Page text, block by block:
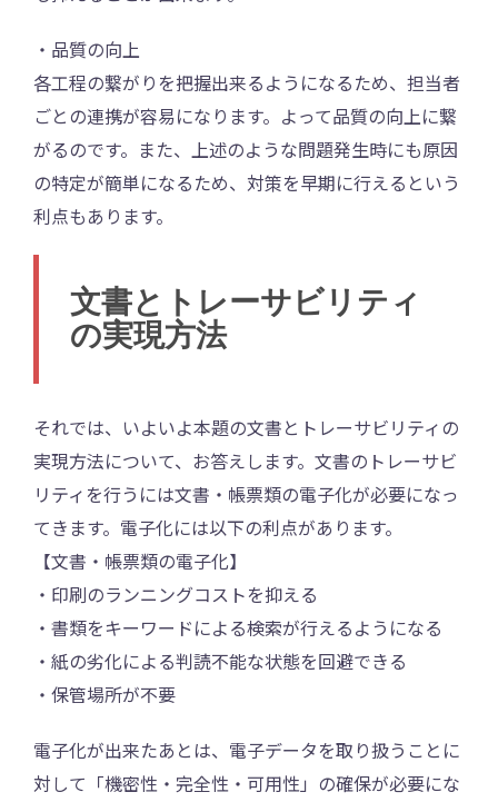
・品質の向上
各工程の繋がりを把握出来るようになるため、担当者
ごとの連携が容易になります。よって品質の向上に繋
がるのです。また、上述のような問題発生時にも原因
の特定が簡単になるため、対策を早期に行えるという
利点もあります。
文書とトレーサビリティ
の実現方法
それでは、いよいよ本題の文書とトレーサビリティの
実現方法について、お答えします。文書のトレーサビ
リティを行うには文書・帳票類の電子化が必要になっ
てきます。電子化には以下の利点があります。
【文書・帳票類の電子化】
・印刷のランニングコストを抑える
・書類をキーワードによる検索が行えるようになる
・紙の劣化による判読不能な状態を回避できる
・保管場所が不要
電子化が出来たあとは、電子データを取り扱うことに
対して「機密性・完全性・可用性」の確保が必要にな